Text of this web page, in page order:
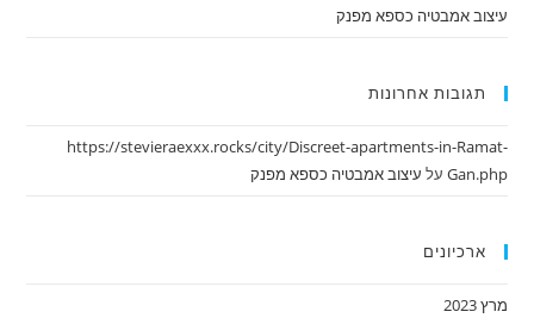
עיצוב אמבטיה כספא מפנק
תגובות אחרונות
https://stevieraexxx.rocks/city/Discreet-apartments-in-Ramat-
Gan.php על עיצוב אמבטיה כספא מפנק
ארכיונים
מרץ 2023